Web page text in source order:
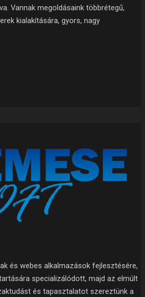
Vannak megoldásaink többrétegű,
kialakítására, gyors, nagy
és webes alkalmazások fejlesztésére,
specializálódott, majd az elmúlt
és tapasztalatot szereztünk a